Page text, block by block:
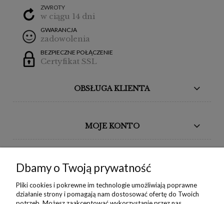
ZWROTY
w ciągu 14 dni
GWARANCJA
zadowolenia
BEZPIECZNE POŁĄCZENIE
Certyfikat SSL
OBSŁUGA KLIENTA
MOJE KONTO
BORIKA DESIGN
MONIKA BORAK
Dbamy o Twoją prywatność
Pliki cookies i pokrewne im technologie umożliwiają poprawne
działanie strony i pomagają nam dostosować ofertę do Twoich